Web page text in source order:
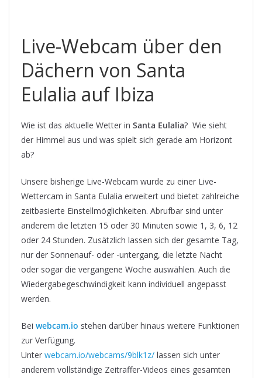
Live-Webcam über den
Dächern von Santa
Eulalia auf Ibiza
Wie ist das aktuelle Wetter in Santa Eulalia? Wie sieht
der Himmel aus und was spielt sich gerade am Horizont
ab?
Unsere bisherige Live-Webcam wurde zu einer Live-
Wettercam in Santa Eulalia erweitert und bietet zahlreiche
zeitbasierte Einstellmöglichkeiten. Abrufbar sind unter
anderem die letzten 15 oder 30 Minuten sowie 1, 3, 6, 12
oder 24 Stunden. Zusätzlich lassen sich der gesamte Tag,
nur der Sonnenauf- oder -untergang, die letzte Nacht
oder sogar die vergangene Woche auswählen. Auch die
Wiedergabegeschwindigkeit kann individuell angepasst
werden.
Bei webcam.io stehen darüber hinaus weitere Funktionen
zur Verfügung.
Unter webcam.io/webcams/9blk1z/ lassen sich unter
anderem vollständige Zeitraffer-Videos eines gesamten